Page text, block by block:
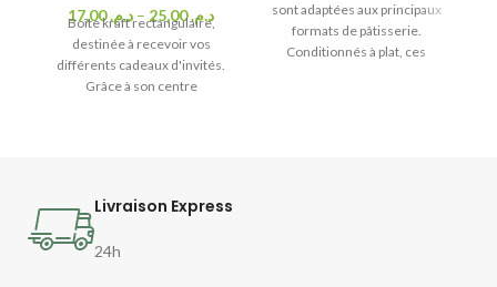
د.م.17,00 – د.م.25,00
Boîte kraft rectangulaire,
destinée à recevoir vos
différents cadeaux d'invités.
Grâce à son centre
sont adaptées aux principaux
formats de pâtisserie.
Conditionnés à plat, ces
Livraison Express
24h